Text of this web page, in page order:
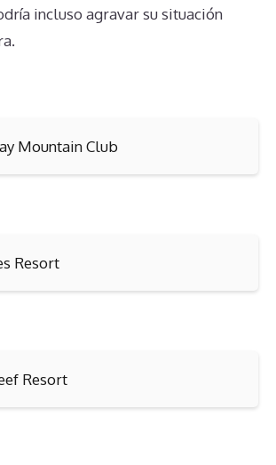
incluso agravar su situación
Mountain Club
Resort
Resort